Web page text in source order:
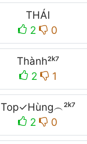
THÁI
2
0
Thành²ᵏ⁷
2
1
Top✓Hùng︵²ᵏ⁷
2
0